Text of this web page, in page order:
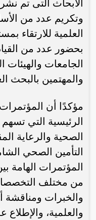
الأبحاث التى تم
وتكريم عدد من
العلمية للارتقاء
بحضور عدد من
الجامعات والهيئات
والمهتمين بالبحث
مؤكدًا أن
الرئيسية التي
الصحية والرعاية
التأمين الصحي
المؤتمرات الهامة
من مختلف
والخبرات ومناقشة
والعلمية،